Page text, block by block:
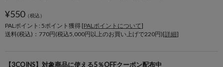
¥550（税込）
PALポイント: 5ポイント獲得 [PALポイントについて]
送料(税込)：770円(税込5,000円以上のお買い上げで220円)[詳細]
【3COINS】対象商品に使える5％OFFクーポン配布中